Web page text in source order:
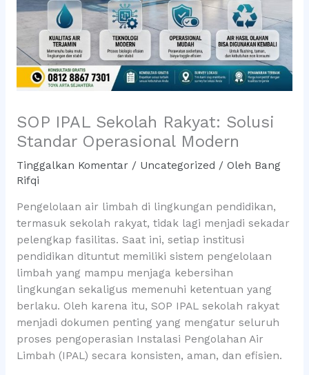
SOP IPAL Sekolah Rakyat: Solusi
Standar Operasional Modern
Tinggalkan Komentar / Uncategorized / Oleh Bang
Rifqi
Pengelolaan air limbah di lingkungan pendidikan,
termasuk sekolah rakyat, tidak lagi menjadi sekadar
pelengkap fasilitas. Saat ini, setiap institusi
pendidikan dituntut memiliki sistem pengelolaan
limbah yang mampu menjaga kebersihan
lingkungan sekaligus memenuhi ketentuan yang
berlaku. Oleh karena itu, SOP IPAL sekolah rakyat
menjadi dokumen penting yang mengatur seluruh
proses pengoperasian Instalasi Pengolahan Air
Limbah (IPAL) secara konsisten, aman, dan efisien.